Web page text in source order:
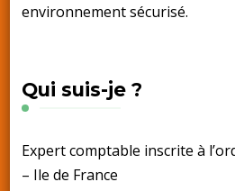
environnement sécurisé.
Qui suis-je ?
Expert comptable inscrite à
– Ile de France